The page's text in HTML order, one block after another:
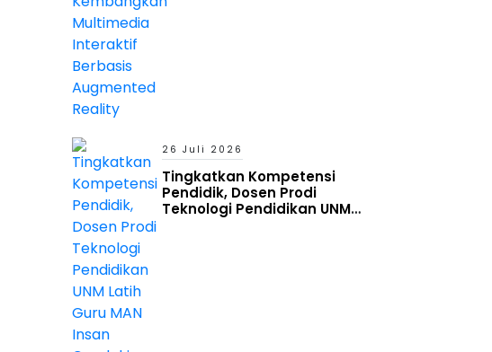
26 Juli 2026
Tingkatkan Kompetensi
Pendidik, Dosen Prodi
Teknologi Pendidikan UNM